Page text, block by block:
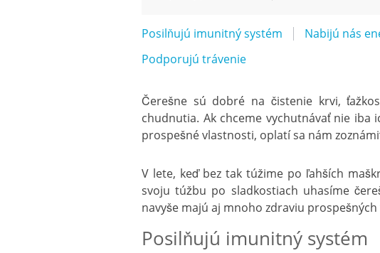
Posilňujú imunitný systém Nabijú nás
Podporujú trávenie
Čerešne sú dobré na čistenie krvi,
chudnutia. Ak chceme vychutnávať nie iba
prospešné vlastnosti, oplatí sa nám
V lete, keď bez tak túžime po ľahších
svoju túžbu po sladkostiach uhasíme
navyše majú aj mnoho zdraviu
Posilňujú imunitný systém